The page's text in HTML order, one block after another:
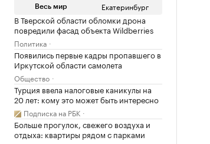
Весь мир Екатеринбург
В Тверской области обломки дрона
повредили фасад объекта Wildberries
Политика
Появились первые кадры пропавшего в
Иркутской области самолета
Общество
Турция ввела налоговые каникулы на
20 лет: кому это может быть интересно
Подписка на РБК
Больше прогулок, свежего воздуха и
отдыха: квартиры рядом с парками